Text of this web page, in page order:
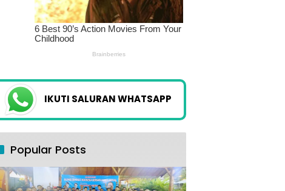
IKUTI SALURAN WHATSAPP
Popular Posts